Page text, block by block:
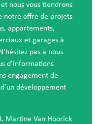
nous vous tiendrons
notre offre de projets
appartements,
et garages à
pas à nous
d'informations
engagement de
développement
Martine Van Hoorick